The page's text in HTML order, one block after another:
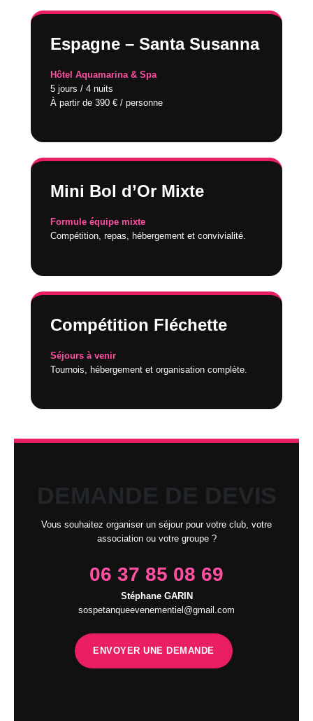
Espagne – Santa Susanna
Hôtel Aquamarina & Spa
5 jours / 4 nuits
À partir de 390 € / personne
Mini Bol d’Or Mixte
Formule équipe mixte
Compétition, repas, hébergement et convivialité.
Compétition Fléchette
Séjours à venir
Tournois, hébergement et organisation complète.
DEMANDE DE DEVIS
Vous souhaitez organiser un séjour pour votre club, votre
association ou votre groupe ?
06 37 85 08 69
Stéphane GARIN
sospetanqueevenementiel@gmail.com
ENVOYER UNE DEMANDE